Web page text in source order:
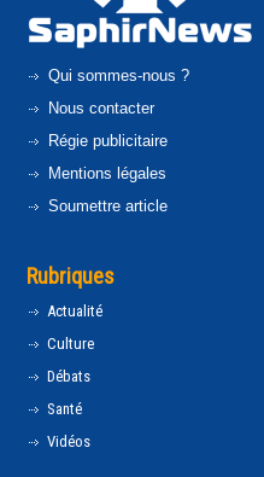
Qui sommes-nous ?
Nous contacter
Régie publicitaire
Mentions légales
Soumettre article
Rubriques
Actualité
Culture
Débats
Santé
Vidéos